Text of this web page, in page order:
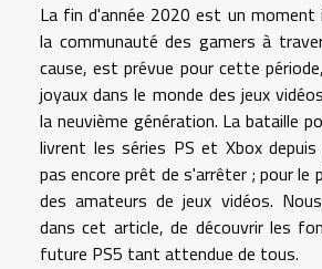
La fin d'année 2020 est un
la communauté des gamers à
cause, est prévue pour cette
joyaux dans le monde des jeux
la neuvième génération. La bataille
livrent les séries PS et Xbox
pas encore prêt de s'arrêter ; pour le
des amateurs de jeux vidéos.
dans cet article, de découvrir les
future PS5 tant attendue de tous.